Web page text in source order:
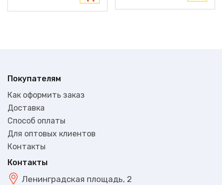
Покупателям
Как оформить заказ
Доставка
Способ оплаты
Для оптовых клиентов
Контакты
Контакты
Ленинградская площадь, 2